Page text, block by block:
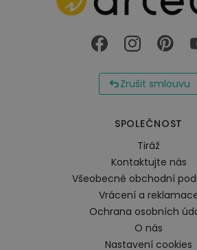
Zrušit smlouvu
SPOLEČNOST
Tiráž
Kontaktujte nás
Všeobecné obchodní
Vrácení a
Ochrana osobních
O nás
Nastavení cookies